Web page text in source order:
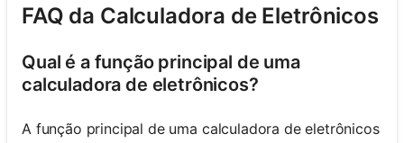
FAQ da Calculadora de Eletrônicos
Qual é a função principal de uma
calculadora de eletrônicos?
A função principal de uma calculadora de eletrônicos